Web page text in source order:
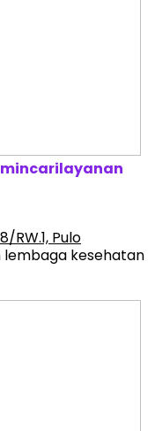
RW.1, Pulo
lembaga kesehatan